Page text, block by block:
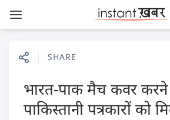
SHARE
भारत-पाक मैच कवर
पाकिस्तानी पत्रकारों को